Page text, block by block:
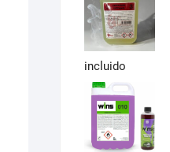
incluido